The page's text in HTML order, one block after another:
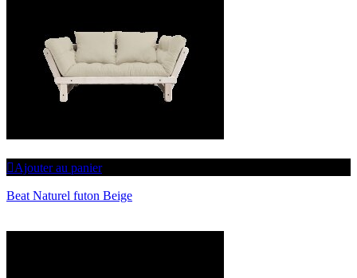
Ajouter au panier
Beat Naturel futon Beige